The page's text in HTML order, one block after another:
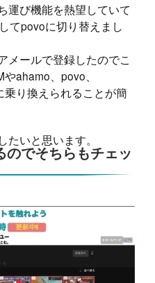
運び機能を熱望していて
てpovoに切り替えまし
メールで登録したのでこ
ahamo、povo、
乗り換えられることが簡
いと思います。
でそちらもチェッ